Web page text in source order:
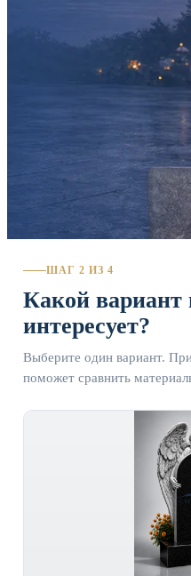
ШАГ 2 ИЗ 4
Какой вариант
интересует?
Выберите один вариант.
поможет сравнить